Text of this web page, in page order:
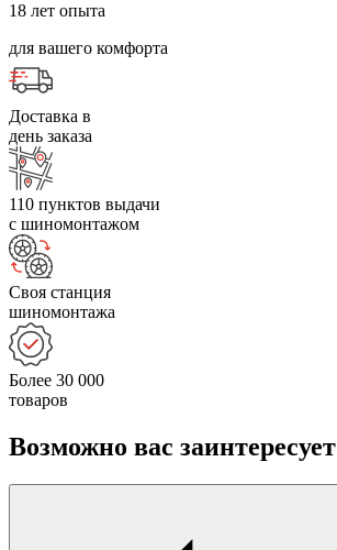
18 лет опыта
для вашего комфорта
Доставка в
день заказа
110 пунктов выдачи
с шиномонтажом
Своя станция
шиномонтажа
Более 30 000
товаров
Возможно вас заинтересует